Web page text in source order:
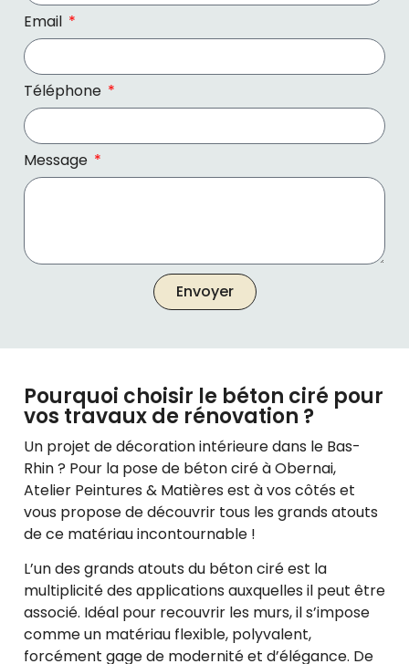
Email
Téléphone
Message
Envoyer
Pourquoi choisir le béton ciré pour
vos travaux de rénovation ?
Un projet de décoration intérieure dans le Bas-
Rhin ? Pour la pose de béton ciré à Obernai,
Atelier Peintures & Matières est à vos côtés et
vous propose de découvrir tous les grands atouts
de ce matériau incontournable !
L’un des grands atouts du béton ciré est la
multiplicité des applications auxquelles il peut être
associé. Idéal pour recouvrir les murs, il s’impose
comme un matériau flexible, polyvalent,
forcément gage de modernité et d’élégance. De